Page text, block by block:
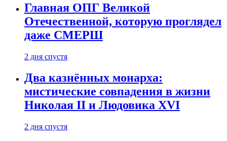
Главная ОПГ Великой
Отечественной, которую проглядел
даже СМЕРШ
2 дня спустя
Два казнённых монарха:
мистические совпадения в жизни
Николая II и Людовика XVI
2 дня спустя